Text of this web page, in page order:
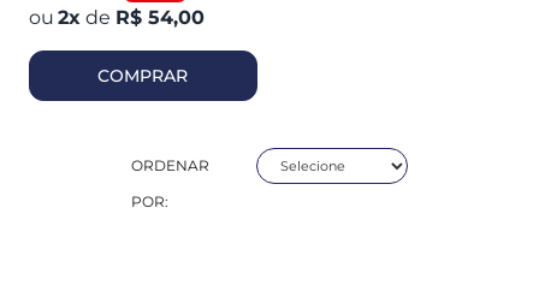
2x de R$ 54,00
COMPRAR
ORDENAR
POR: